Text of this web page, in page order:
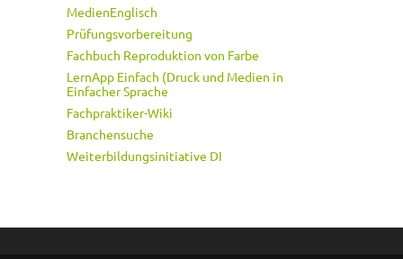
MedienEnglisch
Prüfungsvorbereitung
Fachbuch Reproduktion von Farbe
LernApp Einfach (Druck und Medien in
Einfacher Sprache
Fachpraktiker-Wiki
Branchensuche
Weiterbildungsinitiative DI